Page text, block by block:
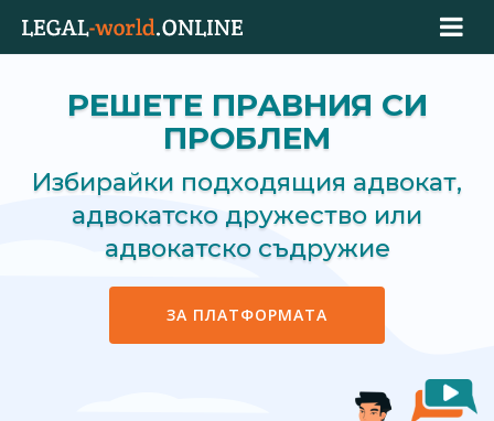
РЕШЕТЕ ПРАВНИЯ СИ
ПРОБЛЕМ
Избирайки подходящия адвокат,
адвокатско дружество или
адвокатско съдружие
ЗА ПЛАТФОРМАТА